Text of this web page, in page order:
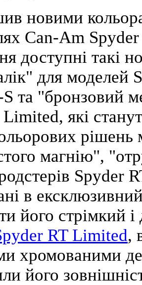
новими
Can-Am
доступні такі
для
та "бронзовий
які
рішень
магнію",
Spyder
в
його стрімкий
RT Limited,
хромованими
його